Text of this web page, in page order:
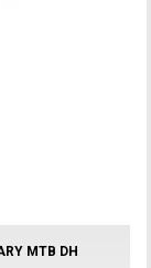
MTB DH